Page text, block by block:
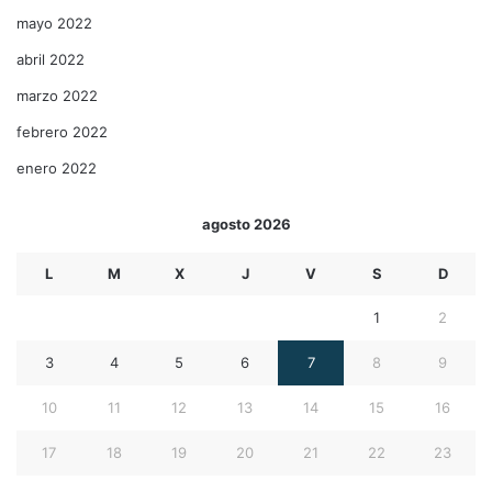
mayo 2022
abril 2022
marzo 2022
febrero 2022
enero 2022
agosto 2026
L M X J V S D
1 2
3 4 5 6 7 8 9
10 11 12 13 14 15 16
17 18 19 20 21 22 23